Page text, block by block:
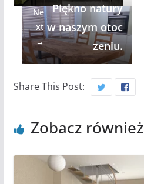
Ne
xt
→
Piękno natury
w naszym otoc
zeniu.
Share This Post:
Zobacz również